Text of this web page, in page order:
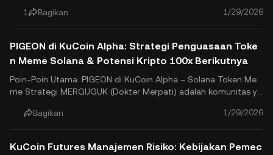
njadi produk keuangan yang diatur di bawah Undang-Undang
Alat dan Pertukaran Keuangan (FIEA) pada kuartal kedua 2026.
1 Bagikan 1/29/2026
PIGEON di KuCoin Alpha: Strategi Penguasaan Toke
n Meme Solana & Potensi Kripto 100x Berikutnya
Poin-Poin Utama: PIGEON di KuCoin Alpha – Solana Token Me
me Strategi MERGUGUK (Dokter Merpati) adalah komunitas ya
curkan melalui pump.fun dan terdaftar di KuCoin Alpha dengan
PIGEON/USDT pasangan (kontrak: GB8KtQfMChhYrCYtd5PoAB
Bagikan 1/29/2026
KuCoin Futures Manajemen Risiko: Kebijakan Pemec